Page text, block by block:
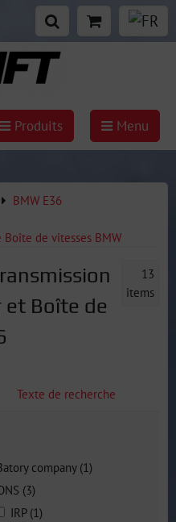
Produits Menu
BMW E36
de vitesses BMW
Boîte de
13
items
Texte de recherche
company (1)
(3)
IRP (1)